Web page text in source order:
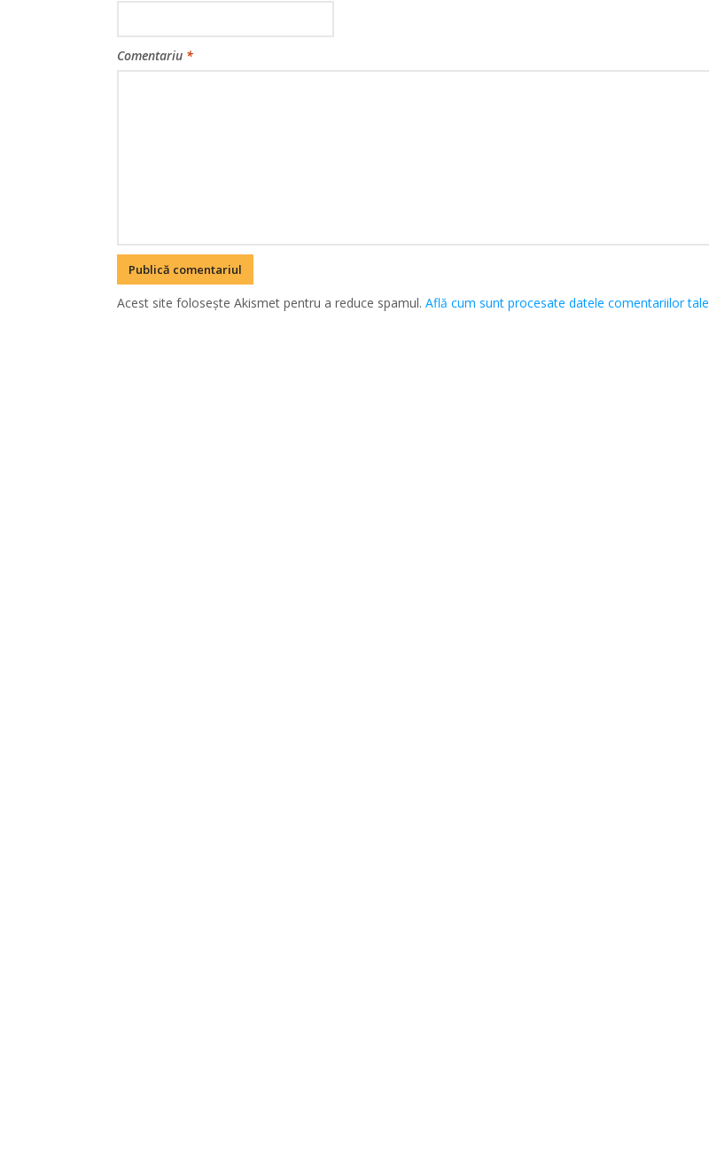
Comentariu *
Acest site folosește Akismet pentru a reduce spamul. Află cum sunt procesate datele comentariilor tale